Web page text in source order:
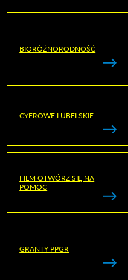
BIORÓŻNORODNOŚĆ
CYFROWE LUBELSKIE
FILM OTWÓRZ SIĘ NA
POMOC
GRANTY PPGR